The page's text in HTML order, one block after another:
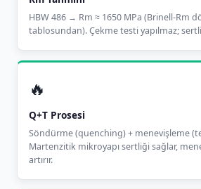
HBW 486 → Rm ≈ 1650 MPa (Brinell-Rm
tablosundan). Çekme testi yapılmaz;
🔥
Q+T Prosesi
Söndürme (quenching) + menevişleme
Martenzitik mikroyapı sertliği sağlar,
artırır.